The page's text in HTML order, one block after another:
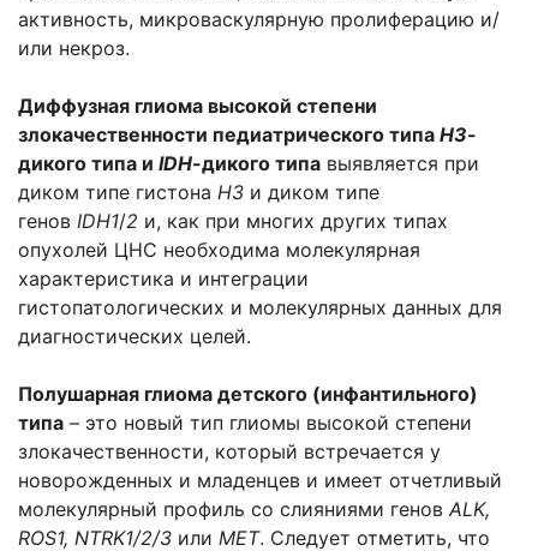
активность, микроваскулярную пролиферацию и/
или некроз.
Диффузная глиома высокой степени
злокачественности педиатрического типа H3-
дикого типа и IDH-дикого типа выявляется при
диком типе гистона H3 и диком типе
генов IDH1/2 и, как при многих других типах
опухолей ЦНС необходима молекулярная
характеристика и интеграции
гистопатологических и молекулярных данных для
диагностических целей.
Полушарная глиома детского (инфантильного)
типа – это новый тип глиомы высокой степени
злокачественности, который встречается у
новорожденных и младенцев и имеет отчетливый
молекулярный профиль со слияниями генов ALK,
ROS1, NTRK1/2/3 или MET. Следует отметить, что